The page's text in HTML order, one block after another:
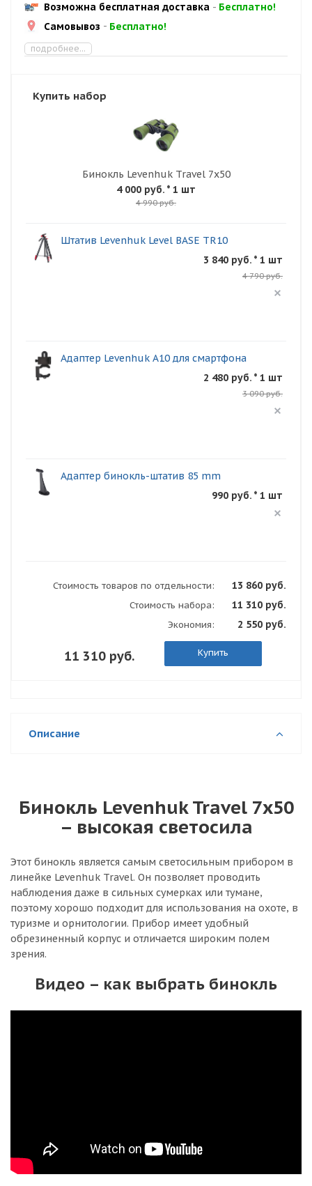
Возможна бесплатная доставка - Бесплатно!
Самовывоз - Бесплатно!
подробнее...
Купить набор
Бинокль Levenhuk Travel 7x50
4 000 руб. * 1 шт
4 990 руб.
Штатив Levenhuk Level BASE TR10
3 840 руб. * 1 шт
4 790 руб.
Адаптер Levenhuk A10 для смартфона
2 480 руб. * 1 шт
3 090 руб.
Адаптер бинокль-штатив 85 mm
990 руб. * 1 шт
Стоимость товаров по отдельности: 13 860 руб.
Стоимость набора: 11 310 руб.
Экономия: 2 550 руб.
11 310 руб. Купить
Описание
Бинокль Levenhuk Travel 7x50
– высокая светосила
Этот бинокль является самым светосильным прибором в
линейке Levenhuk Travel. Он позволяет проводить
наблюдения даже в сильных сумерках или тумане,
поэтому хорошо подходит для использования на охоте, в
туризме и орнитологии. Прибор имеет удобный
обрезиненный корпус и отличается широким полем
зрения.
Видео – как выбрать бинокль